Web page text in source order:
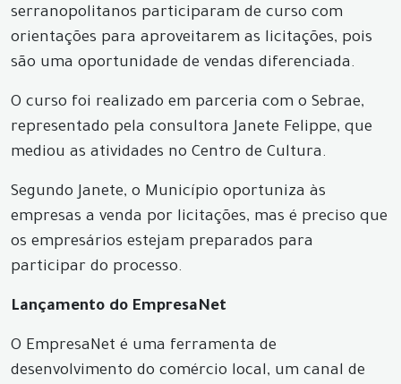
serranopolitanos participaram de curso com
orientações para aproveitarem as licitações, pois
são uma oportunidade de vendas diferenciada.
O curso foi realizado em parceria com o Sebrae,
representado pela consultora Janete Felippe, que
mediou as atividades no Centro de Cultura.
Segundo Janete, o Município oportuniza às
empresas a venda por licitações, mas é preciso que
os empresários estejam preparados para
participar do processo.
Lançamento do EmpresaNet
O EmpresaNet é uma ferramenta de
desenvolvimento do comércio local, um canal de